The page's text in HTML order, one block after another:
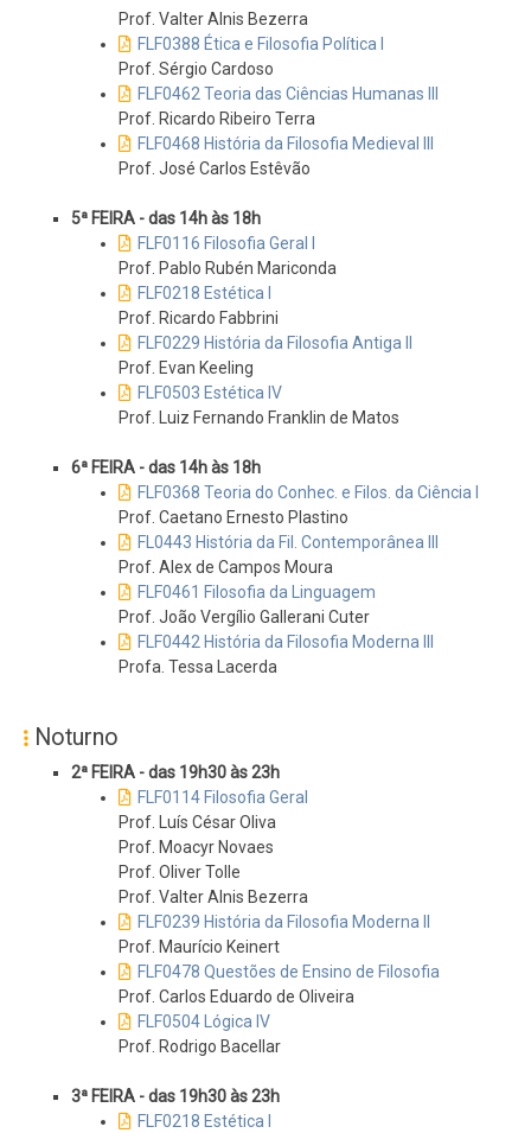
Prof. Valter Alnis Bezerra
FLF0388 Ética e Filosofia Política I
Prof. Sérgio Cardoso
FLF0462 Teoria das Ciências Humanas III
Prof. Ricardo Ribeiro Terra
FLF0468 História da Filosofia Medieval III
Prof. José Carlos Estêvão
5ª FEIRA - das 14h às 18h
FLF0116 Filosofia Geral I
Prof. Pablo Rubén Mariconda
FLF0218 Estética I
Prof. Ricardo Fabbrini
FLF0229 História da Filosofia Antiga II
Prof. Evan Keeling
FLF0503 Estética IV
Prof. Luiz Fernando Franklin de Matos
6ª FEIRA - das 14h às 18h
FLF0368 Teoria do Conhec. e Filos. da Ciência I
Prof. Caetano Ernesto Plastino
FL0443 História da Fil. Contemporânea III
Prof. Alex de Campos Moura
FLF0461 Filosofia da Linguagem
Prof. João Vergílio Gallerani Cuter
FLF0442 História da Filosofia Moderna III
Profa. Tessa Lacerda
Noturno
2ª FEIRA - das 19h30 às 23h
FLF0114 Filosofia Geral
Prof. Luís César Oliva
Prof. Moacyr Novaes
Prof. Oliver Tolle
Prof. Valter Alnis Bezerra
FLF0239 História da Filosofia Moderna II
Prof. Maurício Keinert
FLF0478 Questões de Ensino de Filosofia
Prof. Carlos Eduardo de Oliveira
FLF0504 Lógica IV
Prof. Rodrigo Bacellar
3ª FEIRA - das 19h30 às 23h
FLF0218 Estética I